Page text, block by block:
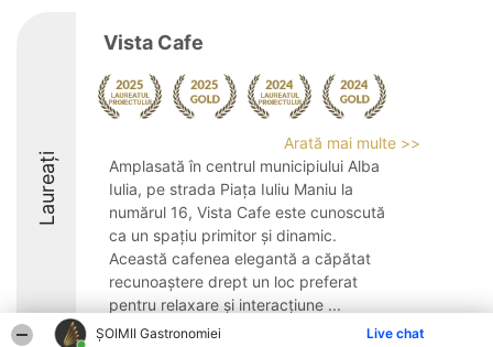
ȘOIMII Gastronomiei Live chat
Laureați
Vista Cafe
Arată mai multe >>
Amplasată în centrul municipiului Alba
Iulia, pe strada Piața Iuliu Maniu la
numărul 16, Vista Cafe este cunoscută
ca un spațiu primitor și dinamic.
Această cafenea elegantă a căpătat
recunoaștere drept un loc preferat
pentru relaxare și interacțiune ...